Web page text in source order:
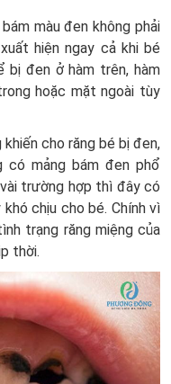
màu đen không phải
hiện ngay cả khi bé
bị đen ở hàm trên, hàm
hoặc mặt ngoài tùy
cho răng bé bị đen,
có mảng bám đen phổ
trường hợp thì đây có
chịu cho bé. Chính vì
trạng răng miệng của
thời.